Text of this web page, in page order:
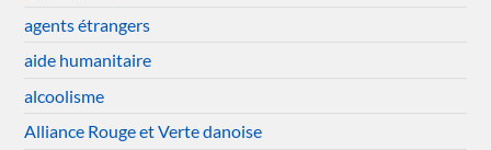
agents étrangers
aide humanitaire
alcoolisme
Alliance Rouge et Verte danoise